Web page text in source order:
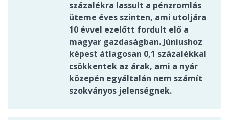
százalékra lassult a pénzromlás
üteme éves szinten, ami utoljára
10 évvel ezelőtt fordult elő a
magyar gazdaságban. Júniushoz
képest átlagosan 0,1 százalékkal
csökkentek az árak, ami a nyár
közepén egyáltalán nem számít
szokványos jelenségnek.